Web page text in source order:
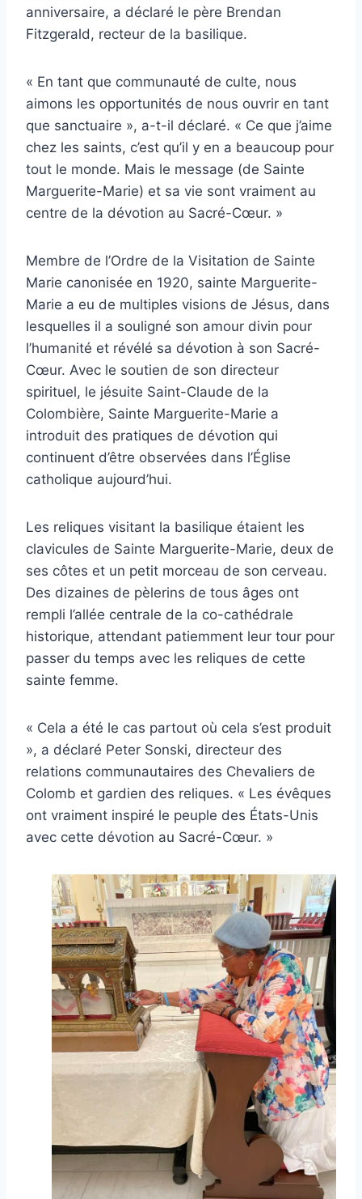
anniversaire, a déclaré le père Brendan
Fitzgerald, recteur de la basilique.
« En tant que communauté de culte, nous
aimons les opportunités de nous ouvrir en tant
que sanctuaire », a-t-il déclaré. « Ce que j’aime
chez les saints, c’est qu’il y en a beaucoup pour
tout le monde. Mais le message (de Sainte
Marguerite-Marie) et sa vie sont vraiment au
centre de la dévotion au Sacré-Cœur. »
Membre de l’Ordre de la Visitation de Sainte
Marie canonisée en 1920, sainte Marguerite-
Marie a eu de multiples visions de Jésus, dans
lesquelles il a souligné son amour divin pour
l’humanité et révélé sa dévotion à son Sacré-
Cœur. Avec le soutien de son directeur
spirituel, le jésuite Saint-Claude de la
Colombière, Sainte Marguerite-Marie a
introduit des pratiques de dévotion qui
continuent d’être observées dans l’Église
catholique aujourd’hui.
Les reliques visitant la basilique étaient les
clavicules de Sainte Marguerite-Marie, deux de
ses côtes et un petit morceau de son cerveau.
Des dizaines de pèlerins de tous âges ont
rempli l’allée centrale de la co-cathédrale
historique, attendant patiemment leur tour pour
passer du temps avec les reliques de cette
sainte femme.
« Cela a été le cas partout où cela s’est produit
», a déclaré Peter Sonski, directeur des
relations communautaires des Chevaliers de
Colomb et gardien des reliques. « Les évêques
ont vraiment inspiré le peuple des États-Unis
avec cette dévotion au Sacré-Cœur. »